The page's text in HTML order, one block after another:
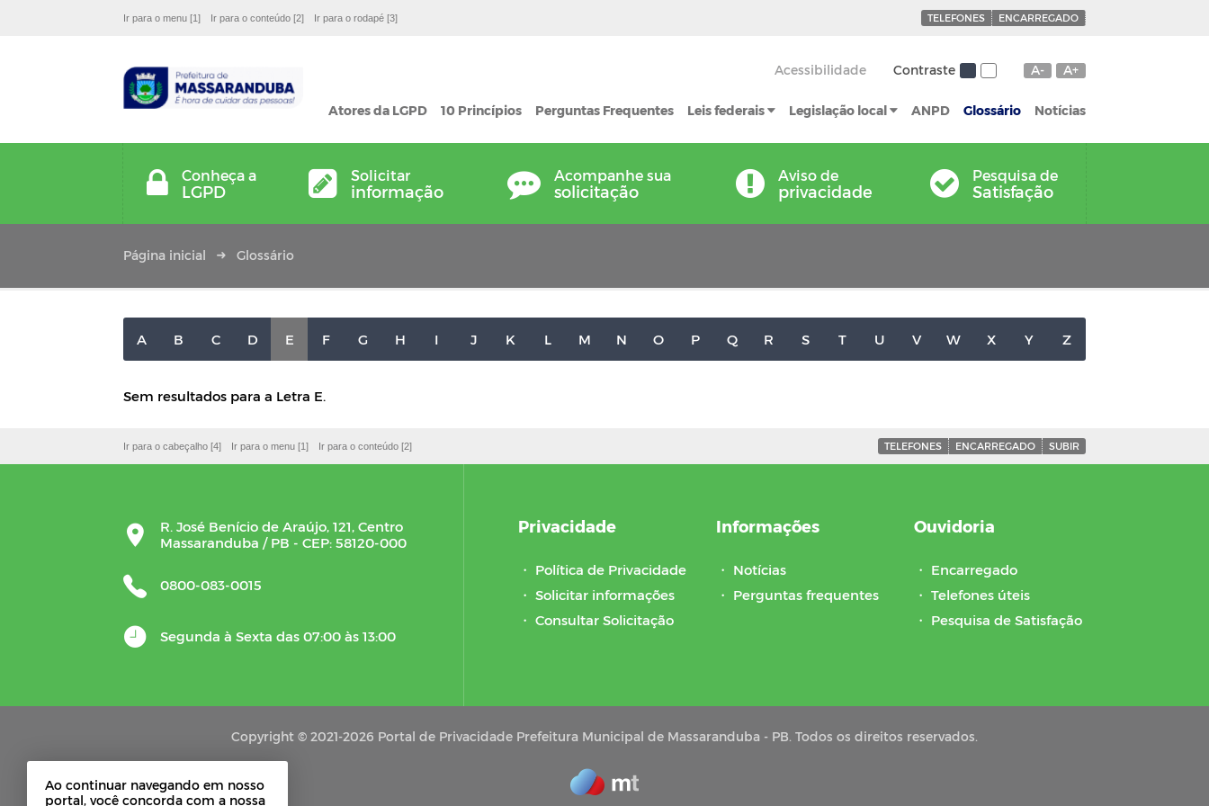
Ir para o menu [1] Ir para o conteúdo [2] Ir para o rodapé [3] TELEFONES ENCARREGADO
A- A+
Contraste
Acessibilidade
Atores da LGPD 10 Princípios Perguntas Frequentes Leis federais Legislação local ANPD Glossário Notícias
Conheça a
LGPD
Solicitar
informação
Acompanhe sua
solicitação
Aviso de
privacidade
Pesquisa de
Satisfação
Página inicial Glossário
A B C D E F G H I J K L M N O P Q R S T U V W X Y Z
Sem resultados para a Letra E.
Ir para o cabeçalho [4] Ir para o menu [1] Ir para o conteúdo [2] TELEFONES ENCARREGADO SUBIR
R. José Benício de Araújo, 121, Centro
Massaranduba / PB - CEP: 58120-000
0800-083-0015
Segunda à Sexta das 07:00 às 13:00
Privacidade
・ Política de Privacidade
・ Solicitar informações
・ Consultar Solicitação
Informações
・ Notícias
・ Perguntas frequentes
Ouvidoria
・ Encarregado
・ Telefones úteis
・ Pesquisa de Satisfação
Copyright © 2021-2026 Portal de Privacidade Prefeitura Municipal de Massaranduba - PB. Todos os direitos reservados.
Ao continuar navegando em nosso
portal, você concorda com a nossa